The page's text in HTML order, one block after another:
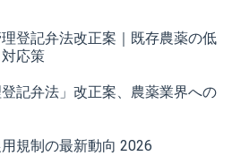
登記弁法改正案｜既存農薬の低
応策
登記弁法」改正案、農薬業界への
規制の最新動向 2026